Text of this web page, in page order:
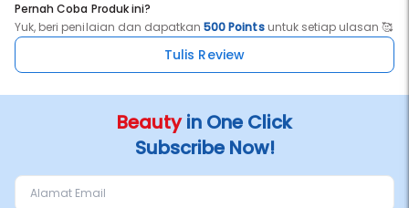
Pernah Coba Produk ini?
Yuk, beri penilaian dan dapatkan500 Pointsuntuk setiap ulasan 🥰
Tulis Review
Beautyin One Click
Subscribe Now!